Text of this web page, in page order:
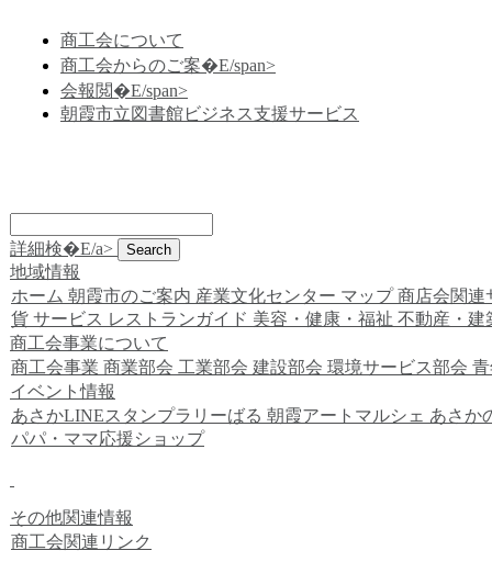
商工会について
商工会からのご案�E/span>
会報閲�E/span>
朝霞市立図書館ビジネス支援サービス
詳細検�E/a>
地域情報
ホーム 朝霞市のご案内 産業文化センター マップ 商店会関連
貨 サービス レストランガイド 美容・健康・福祉 不動産・建
商工会事業について
商工会事業 商業部会 工業部会 建設部会 環境サービス部会
イベント情報
あさかLINEスタンプラリーばる 朝霞アートマルシェ あさか
パパ・ママ応援ショップ
その他関連情報
商工会関連リンク